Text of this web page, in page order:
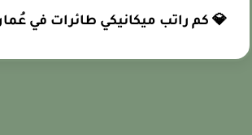
💎 كم راتب ميكانيكي طائرات في عُمان؟